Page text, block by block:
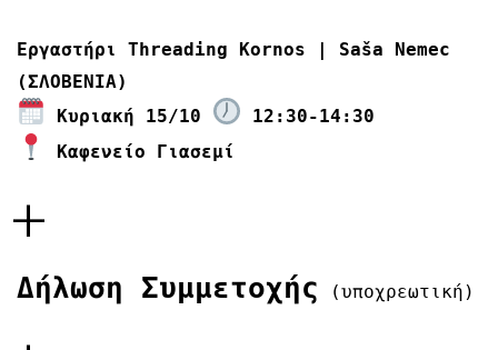
Εργαστήρι Threading Kornos | Saša Nemec
(ΣΛΟΒΕΝΙΑ)
Κυριακή 15/10
12:30-14:30
Καφενείο Γιασεμί
+
Δήλωση Συμμετοχής (υποχρεωτική)